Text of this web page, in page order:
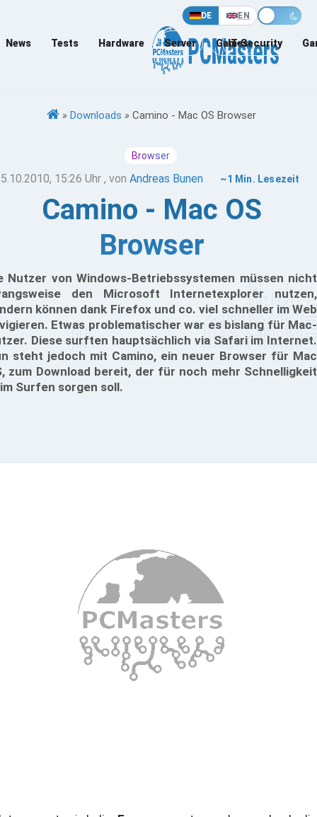
DE EN
News Tests Hardware Server Games
IT-Security
» Downloads » Camino - Mac OS Browser
Browser
15:26 Uhr , vonAndreas Bunen ~1 Min. Lesezeit
Camino - Mac OS
Browser
Nutzer von Windows-Betriebssystemen müssen nicht
den Microsoft Internetexplorer nutzen,
können dank Firefox und co. viel schneller im Web
Etwas problematischer war es bislang für Mac-
Diese surften hauptsächlich via Safari im Internet.
steht jedoch mit Camino, ein neuer Browser für Mac
zum Download bereit, der für noch mehr Schnelligkeit
Surfen sorgen soll.